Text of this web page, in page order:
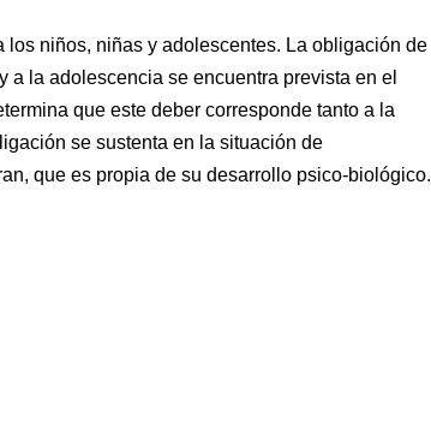
los niños, niñas y adolescentes. La obligación de
a la adolescencia se encuentra prevista en el
que este deber corresponde tanto a la
se sustenta en la situación de
que es propia de su desarrollo psico-biológico.